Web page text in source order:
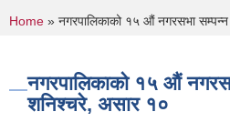
You are here
Home » नगरपालिकाको १५ औं नगरसभा
नगरपालिकाको १५ औं
शनिश्चरे, असार १०